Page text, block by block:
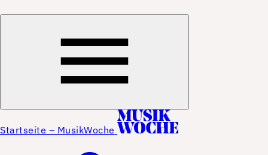
Startseite – MusikWoche